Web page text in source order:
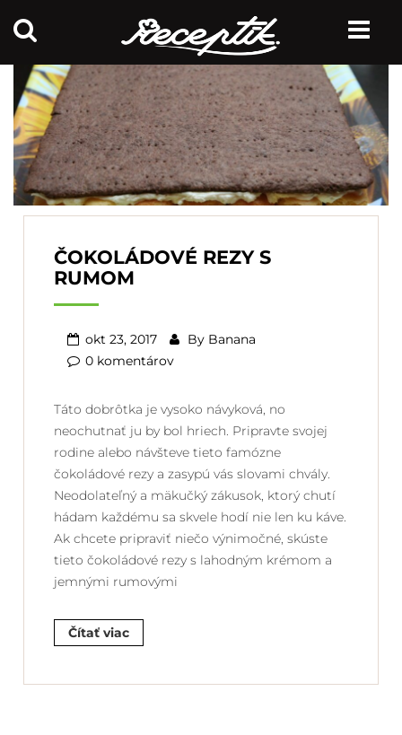
ČOKOLÁDOVÉ REZY S
RUMOM
okt 23, 2017 By Banana
0 komentárov
Táto dobrôtka je vysoko návyková, no
neochutnať ju by bol hriech. Pripravte svojej
rodine alebo návšteve tieto famózne
čokoládové rezy a zasypú vás slovami chvály.
Neodolateľný a mäkučký zákusok, ktorý chutí
hádam každému sa skvele hodí nie len ku káve.
Ak chcete pripraviť niečo výnimočné, skúste
tieto čokoládové rezy s lahodným krémom a
jemnými rumovými
Čítať viac